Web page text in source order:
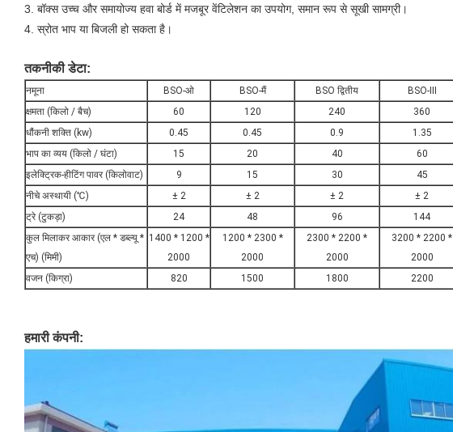
3. बॉक्स उच्च और समायोज्य हवा बोर्ड में मजबूर वेंटिलेशन का उपयोग, समान रूप से सूखी सामग्री।
4. स्रोत भाप या बिजली हो सकता है।
तकनीकी डेटा:
नमूना BSO-ओ BSO-मैं BSO द्वितीय BSO-III
क्षमता (किलो / बैच)
60 120 240 360
धौंकनी शक्ति (kw)
0.45 0.45 0.9 1.35
भाप का व्यय (किलो / घंटा)
15 20 40 60
इलेक्ट्रिक-हीटिंग पावर (किलोवाट)
9 15 30 45
नीचे अस्थायी (℃) ± 2 ± 2 ± 2 ± 2
ट्रे (टुकड़ा)
24 48 96 144
कुल मिलाकर आकार (एल * डब्ल्यू *
एच) (मिमी)
1400 * 1200 *
2000
1200 * 2300 *
2000
2300 * 2200 *
2000
3200 * 2200 *
2000
वजन (किग्रा)
820 1500 1800 2200
हमारी कंपनी: